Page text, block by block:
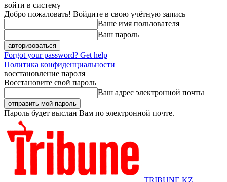
войти в систему
Добро пожаловать! Войдите в свою учётную запись
Ваше имя пользователя
Ваш пароль
Forgot your password? Get help
Политика конфиденциальности
восстановление пароля
Восстановите свой пароль
Ваш адрес электронной почты
Пароль будет выслан Вам по электронной почте.
TRIBUNE.KZ